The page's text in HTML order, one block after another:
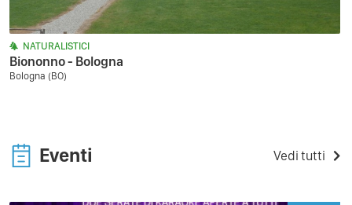
NATURALISTICI
Biononno - Bologna
Bologna (BO)
Eventi Vedi tutti